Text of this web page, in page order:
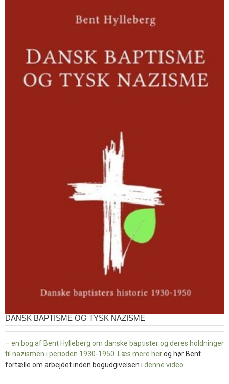
DANSK BAPTISME OG TYSK NAZISME
– en bog af Bent Hylleberg om danske baptister og deres holdninger
til nazismen i perioden 1930-1950. Læs mere herog hør Bent
fortælle om arbejdet inden bogudgivelsen i denne video